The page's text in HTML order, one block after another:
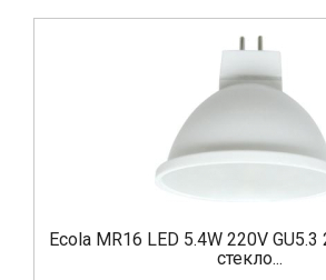
Ecola MR16 LED 5.4W 220V
стекло...